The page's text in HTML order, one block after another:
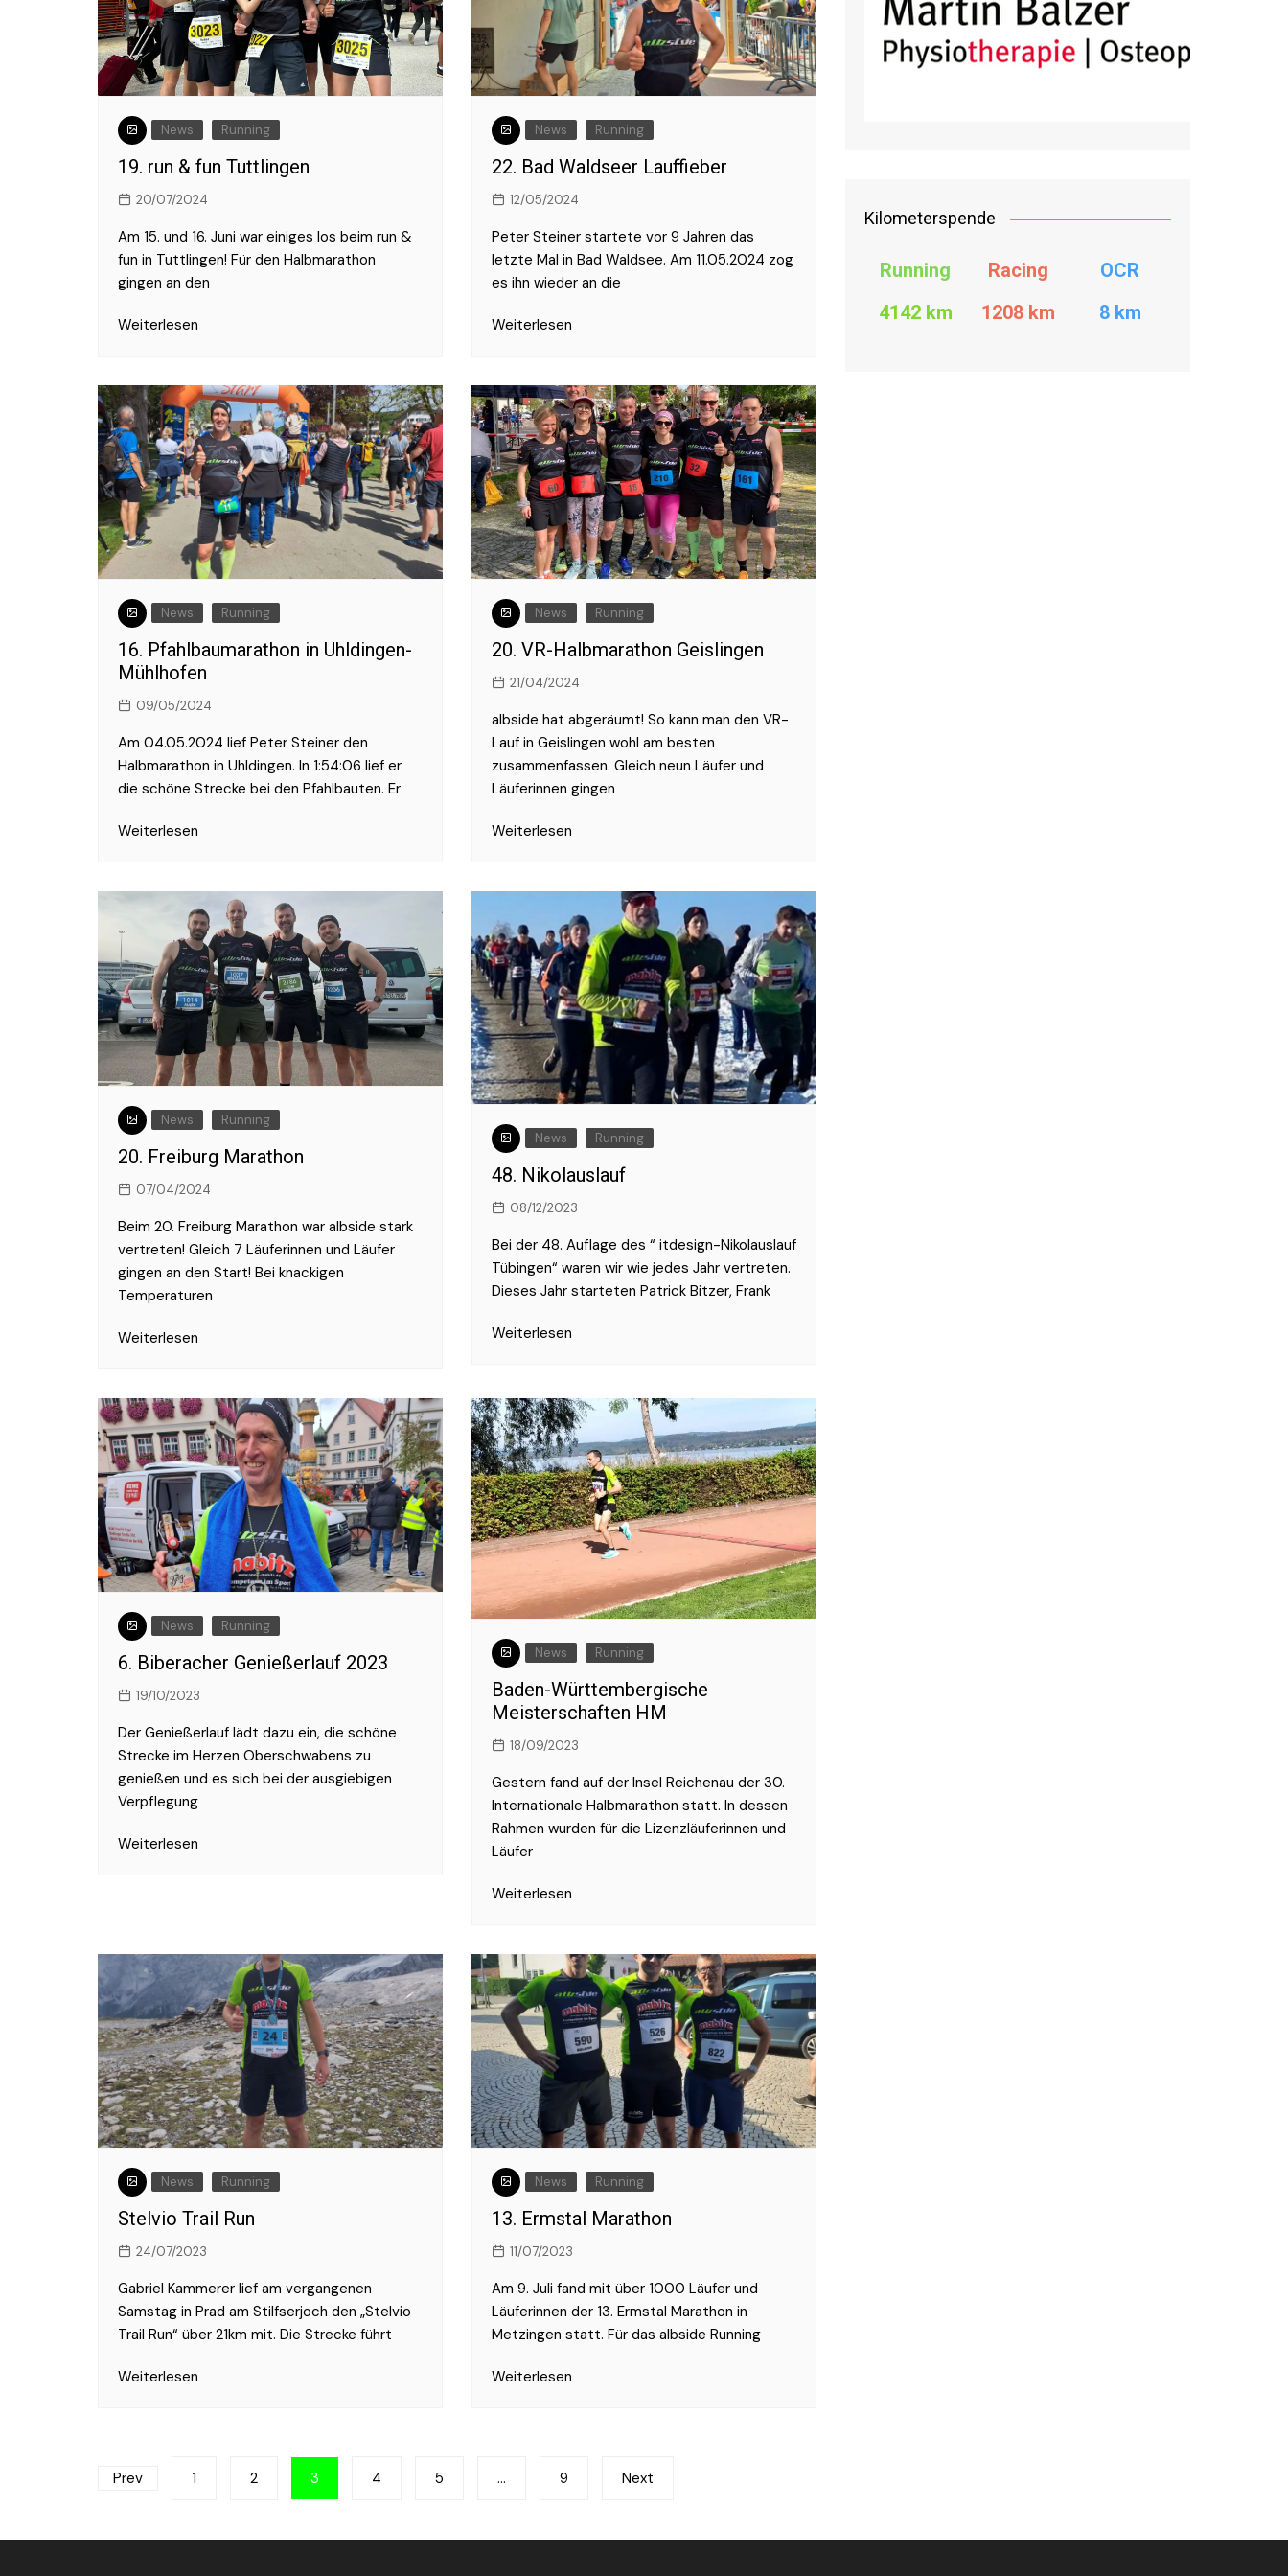
2017
2016
News Running
19. run & fun Tuttlingen
20/07/2024
Am 15. und 16. Juni war einiges los beim run &
fun in Tuttlingen! Für den Halbmarathon
gingen an den
Weiterlesen
News Running
22. Bad Waldseer Lauffieber
12/05/2024
Peter Steiner startete vor 9 Jahren das
letzte Mal in Bad Waldsee. Am 11.05.2024 zog
es ihn wieder an die
Weiterlesen
News Running
16. Pfahlbaumarathon in Uhldingen-
Mühlhofen
09/05/2024
Am 04.05.2024 lief Peter Steiner den
Halbmarathon in Uhldingen. In 1:54:06 lief er
die schöne Strecke bei den Pfahlbauten. Er
Weiterlesen
News Running
20. VR-Halbmarathon Geislingen
21/04/2024
albside hat abgeräumt! So kann man den VR-
Lauf in Geislingen wohl am besten
zusammenfassen. Gleich neun Läufer und
Läuferinnen gingen
Weiterlesen
News Running
20. Freiburg Marathon
07/04/2024
Beim 20. Freiburg Marathon war albside stark
vertreten! Gleich 7 Läuferinnen und Läufer
gingen an den Start! Bei knackigen
Temperaturen
Weiterlesen
News Running
48. Nikolauslauf
08/12/2023
Bei der 48. Auflage des “ itdesign-Nikolauslauf
Tübingen“ waren wir wie jedes Jahr vertreten.
Dieses Jahr starteten Patrick Bitzer, Frank
Weiterlesen
News Running
6. Biberacher Genießerlauf 2023
19/10/2023
Der Genießerlauf lädt dazu ein, die schöne
Strecke im Herzen Oberschwabens zu
genießen und es sich bei der ausgiebigen
Verpflegung
Weiterlesen
News Running
Baden-Württembergische
Meisterschaften HM
18/09/2023
Gestern fand auf der Insel Reichenau der 30.
Internationale Halbmarathon statt. In dessen
Rahmen wurden für die Lizenzläuferinnen und
Läufer
Weiterlesen
News Running
Stelvio Trail Run
24/07/2023
Gabriel Kammerer lief am vergangenen
Samstag in Prad am Stilfserjoch den „Stelvio
Trail Run“ über 21km mit. Die Strecke führt
Weiterlesen
News Running
13. Ermstal Marathon
11/07/2023
Am 9. Juli fand mit über 1000 Läufer und
Läuferinnen der 13. Ermstal Marathon in
Metzingen statt. Für das albside Running
Weiterlesen
Seitennummerierung
Beiträge
Prev 1 2 3 4 5 … 9 Next
Kilometerspende
Running
4142 km
Racing
1208 km
OCR
8 km